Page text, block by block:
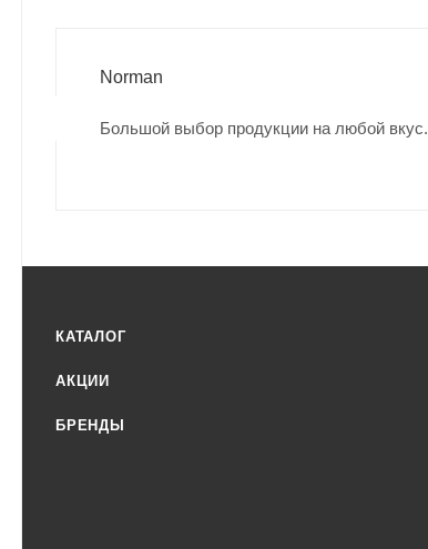
Norman
Большой выбор продукции на любой вкус.
КАТАЛОГ
АКЦИИ
БРЕНДЫ